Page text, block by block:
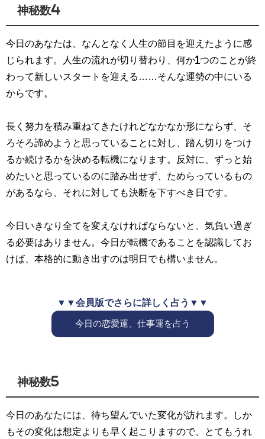
神秘数4
今日のあなたは、なんとなく人生の節目を迎えたように感
じられます。人生の流れが切り替わり、何か1つのことが終
わって新しいスタートを迎える……そんな運勢の中にいる
からです。
長く努力を積み重ねてきたけれどなかなか形にならず、そ
ろそろ諦めようと思っていることに対し、踏ん切りをつけ
るか続けるかを決める転機になります。反対に、ずっと始
めたいと思っているのに踏み出せず、ためらっているもの
があるなら、それに対しても決断を下すべき日です。
今日いきなり全てを変えなければならないと、気負い過ぎ
る必要はありません。今日が転機であることを認識してお
けば、本格的に動き出すのは明日でも構いません。
▼▼会員版でさらに詳しく占う▼▼
今日の恋愛運、仕事運を占う
神秘数5
今日のあなたには、待ち望んでいた変化が訪れます。しか
もその変化は想定よりも早く起こりますので、とてもうれ